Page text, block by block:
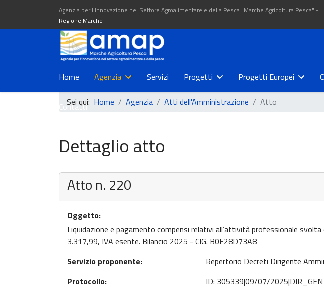
Agenzia per l'Innovazione nel Settore Agroalimentare e della Pesca "Marche Agricoltura Pesca" -
Regione Marche
Home Agenzia Servizi Progetti Progetti Europei
Contatti
Sei qui: Home Agenzia Atti dell'Amministrazione Atto
Dettaglio atto
Atto n. 220
Oggetto:
Liquidazione e pagamento compensi relativi all’attività professionale
3.317,99, IVA esente. Bilancio 2025 - CIG. B0F28D73A8
Servizio proponente:
Repertorio Decreti Dirigente
Protocollo:
ID: 305339|09/07/2025|DIR_GEN